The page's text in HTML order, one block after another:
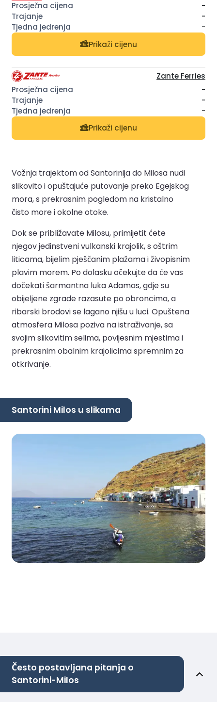
-
-
-
Prikaži cijenu
Zante Ferries
-
-
-
Prikaži cijenu
Vožnja trajektom od Santorinija do Milosa nudi
slikovito i opuštajuće putovanje preko Egejskog
mora, s prekrasnim pogledom na kristalno
čisto more i okolne otoke.
Dok se približavate Milosu, primijetit ćete
njegov jedinstveni vulkanski krajolik, s oštrim
liticama, bijelim pješčanim plažama i živopisnim
plavim morem. Po dolasku očekujte da će vas
dočekati šarmantna luka Adamas, gdje su
obijeljene zgrade razasute po obroncima, a
ribarski brodovi se lagano njišu u luci. Opuštena
atmosfera Milosa poziva na istraživanje, sa
svojim slikovitim selima, povijesnim mjestima i
prekrasnim obalnim krajolicima spremnim za
otkrivanje.
Santorini Milos u slikama
Često postavljana pitanja o
Santorini-Milos